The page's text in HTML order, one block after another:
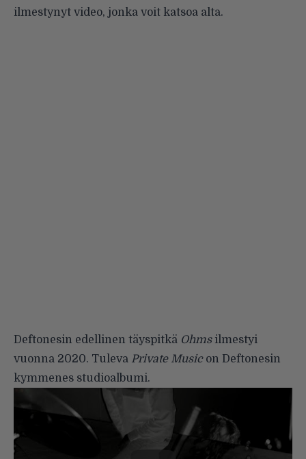
ilmestynyt video, jonka voit katsoa alta.
Deftonesin edellinen täyspitkä Ohmsilmestyi
vuonna 2020. Tuleva Private Music on Deftonesin
kymmenes studioalbumi.